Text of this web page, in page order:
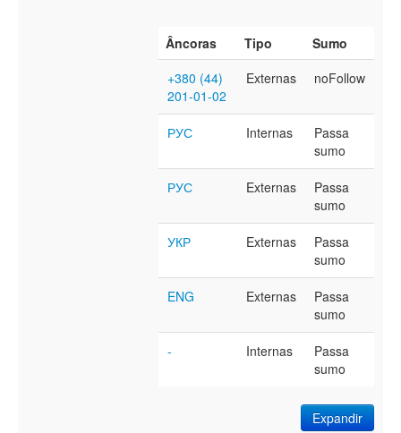
Âncoras Tipo
Sumo
+380 (44)
201-01-02
Externas noFollow
РУС Internas
Passa
sumo
РУС Externas
Passa
sumo
УКР Externas
Passa
sumo
ENG Externas
Passa
sumo
- Internas
Passa
sumo
Expandir